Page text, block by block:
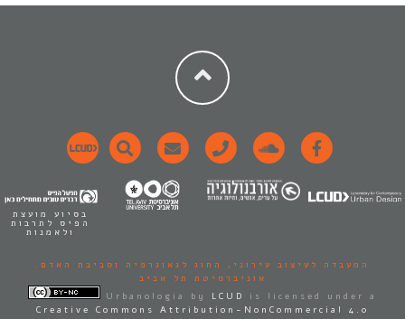
בסיוע מועצת
הפיס לתרבות
ולאמנות
המעבדה לעיצוב עירוני,
החוג לגאוגרפיה וסביבת האדם.
אוניברסיטת תל אביב
Urbanologia by LCUD
is licensed under a
Creative Commons Attribution-NonCommercial 4.0